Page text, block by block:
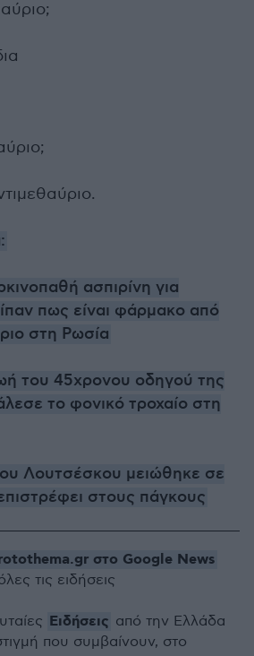
ασπιρίνη για
πως είναι φάρμακο από
στη Ρωσία
του 45χρονου οδηγού της
το φονικό τροχαίο στη
Λουτσέσκου μειώθηκε σε
στους πάγκους
στο Google News
τις ειδήσεις
Ειδήσεις από την Ελλάδα
που συμβαίνουν, στο